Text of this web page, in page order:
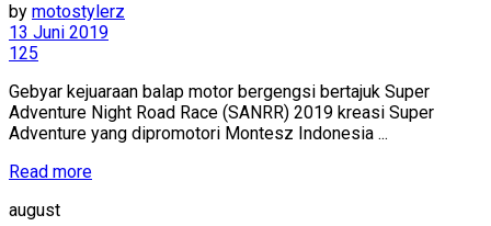
by motostylerz
13 Juni 2019
125
Gebyar kejuaraan balap motor bergengsi bertajuk Super
Adventure Night Road Race (SANRR) 2019 kreasi Super
Adventure yang dipromotori Montesz Indonesia ...
Read more
august